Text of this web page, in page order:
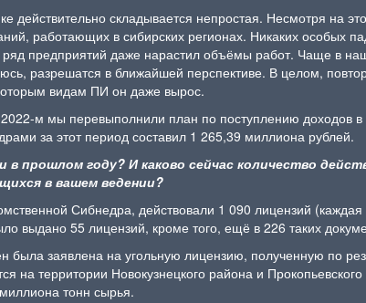
действительно складывается непростая. Несмотря на
работающих в сибирских регионах. Никаких особых
предприятий даже нарастил объёмы работ. Чаще в
разрешатся в ближайшей перспективе. В целом,
видам ПИ он даже вырос.
2022-м мы перевыполнили план по поступлению доходов
за этот период составил 1 265,39 миллиона рублей.
в прошлом году? И каково сейчас количество
в вашем ведении?
Сибнедра, действовали 1 090 лицензий
выдано 55 лицензий, кроме того, ещё в 226 таких
была заявлена на угольную лицензию, полученную по
на территории Новокузнецкого района и
тонн сырья.